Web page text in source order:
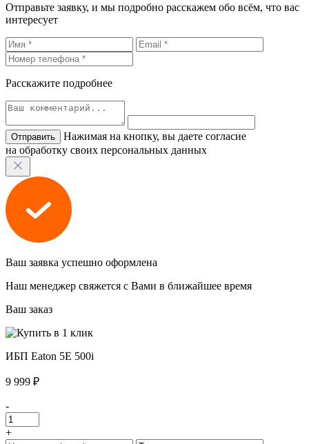
Отправьте заявку, и мы подробно расскажем обо всём, что вас
интересует
Расскажите подробнее
Нажимая на кнопку, вы даете согласие
на обработку своих персональных данных
Ваш заявка успешно оформлена
Наш менеджер свяжется с Вами в ближайшее время
Ваш заказ
ИБП Eaton 5E 500i
9 999 ₽
-
+